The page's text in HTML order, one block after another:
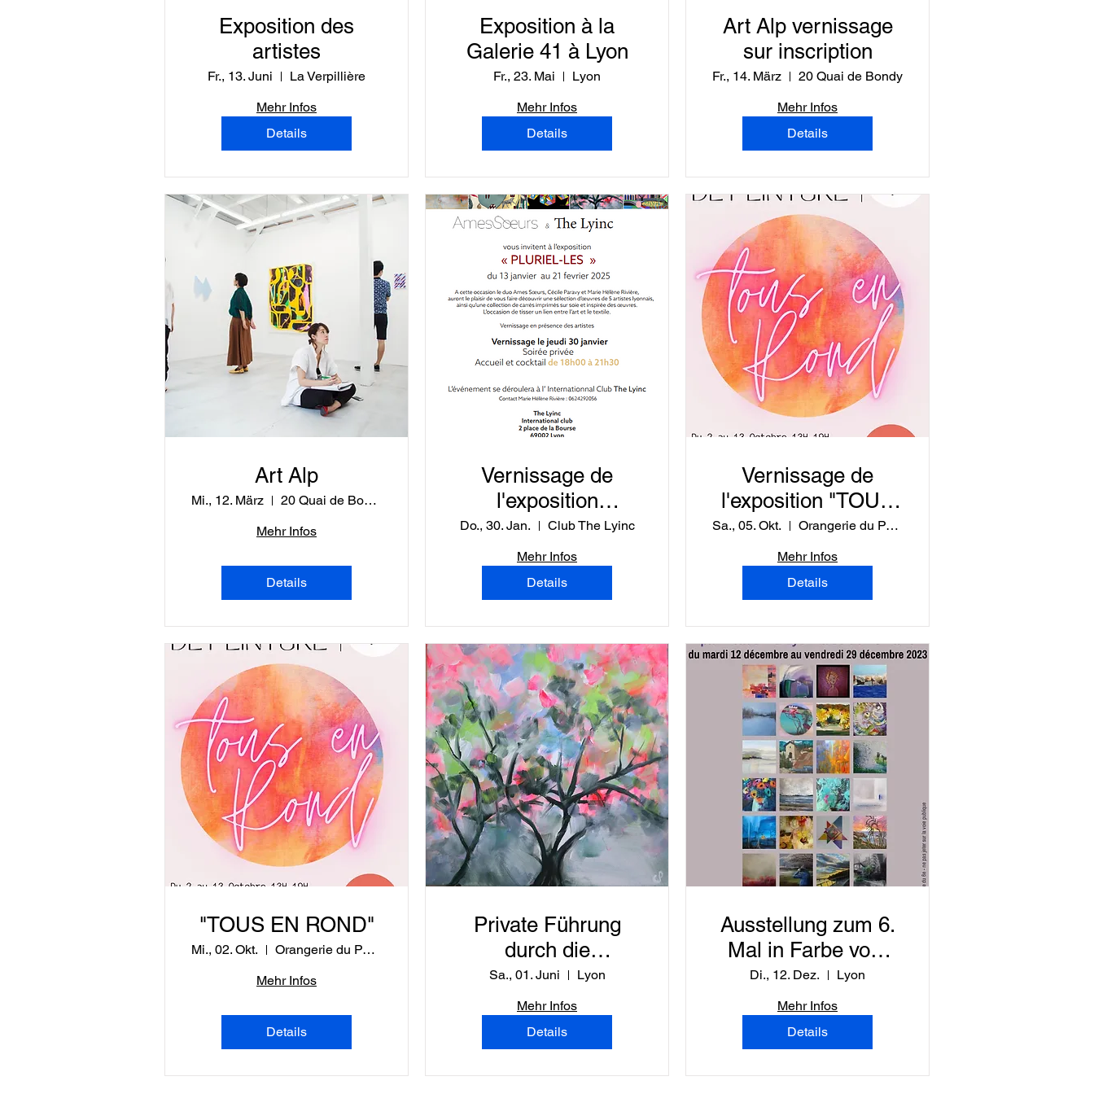
Exposition des
artistes
Fr., 13. Juni
La Verpillière
Mehr Infos
Details
Exposition à la
Galerie 41 à Lyon
Fr., 23. Mai
Lyon
Mehr Infos
Details
Art Alp vernissage
sur inscription
Fr., 14. März
20 Quai de Bondy
Mehr Infos
Details
Art Alp
Mi., 12. März
20 Quai de Bondy
Mehr Infos
Details
Vernissage de
l'exposition
"PLURIEL-LES"
Do., 30. Jan.
Club The Lyinc
Mehr Infos
Details
Vernissage de
l'exposition "TOUS
EN ROND"
Sa., 05. Okt.
Orangerie du Parc de la tête d'or à Lyon
Mehr Infos
Details
"TOUS EN ROND"
Mi., 02. Okt.
Orangerie du Parc de la tête d'or à Lyon
Mehr Infos
Details
Private Führung
durch die
Ausstellung Whisper
of Spring
Sa., 01. Juni
Lyon
Mehr Infos
Details
Ausstellung zum 6.
Mal in Farbe vom
12. Dezember bis
19. Januar 2024
Di., 12. Dez.
Lyon
Mehr Infos
Details